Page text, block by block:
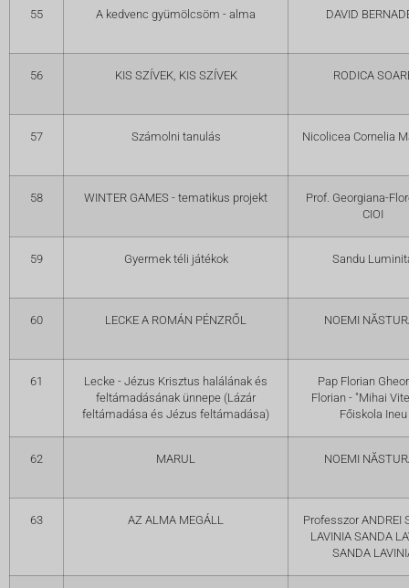
55 A kedvenc gyümölcsöm - alma DAVID
56 KIS SZÍVEK, KIS SZÍVEK RODICA
57 Számolni tanulás Nicolicea Cornelia
58 WINTER GAMES - tematikus projekt
Prof. Georgiana-
CIOI
59 Gyermek téli játékok Sandu
60 LECKE A ROMÁN PÉNZRŐL NOEMI
61
Lecke - Jézus Krisztus halálának és
feltámadásának ünnepe (Lázár
feltámadása és Jézus feltámadása)
Pap Florian
Florian - "Mihai
Főiskola Ineu
62 MARUL NOEMI
63 AZ ALMA MEGÁLL
Professzor ANDREI
LAVINIA SANDA
SANDA